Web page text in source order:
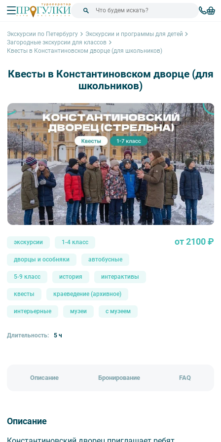
Экскурсии по Петербургу
Экскурсии и программы для детей
Загородные экскурсии для классов
Квесты в Константиновском дворце (для школьников)
Квесты в Константиновском дворце (для
школьников)
экскурсии 1-4 класс
дворцы и особняки автобусные
5-9 класс история интерактивы
квесты краеведение (архивное)
интерьерные музеи с музеем
от 2100 ₽
Длительность: 5 ч
Описание Бронирование FAQ
Описание